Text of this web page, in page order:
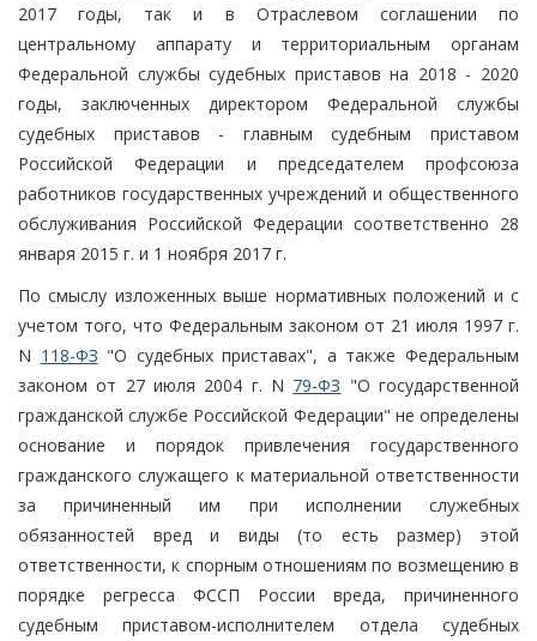
2017 годы, так и в Отраслевом соглашении по
центральному аппарату и территориальным органам
Федеральной службы судебных приставов на 2018 - 2020
годы, заключенных директором Федеральной службы
судебных приставов - главным судебным приставом
Российской Федерации и председателем профсоюза
работников государственных учреждений и общественного
обслуживания Российской Федерации соответственно 28
января 2015 г. и 1 ноября 2017 г.
По смыслу изложенных выше нормативных положений и с
учетом того, что Федеральным законом от 21 июля 1997 г.
N 118-ФЗ "О судебных приставах", а также Федеральным
законом от 27 июля 2004 г. N 79-ФЗ "О государственной
гражданской службе Российской Федерации" не определены
основание и порядок привлечения государственного
гражданского служащего к материальной ответственности
за причиненный им при исполнении служебных
обязанностей вред и виды (то есть размер) этой
ответственности, к спорным отношениям по возмещению в
порядке регресса ФССП России вреда, причиненного
судебным приставом-исполнителем отдела судебных